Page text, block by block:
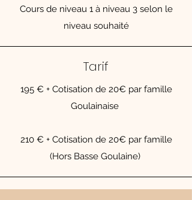
Cours de niveau 1 à niveau 3 selon le
niveau souhaité
Tarif
195 € + Cotisation de 20€ par famille
Goulainaise
210 € + Cotisation de 20€ par famille
(Hors Basse Goulaine)